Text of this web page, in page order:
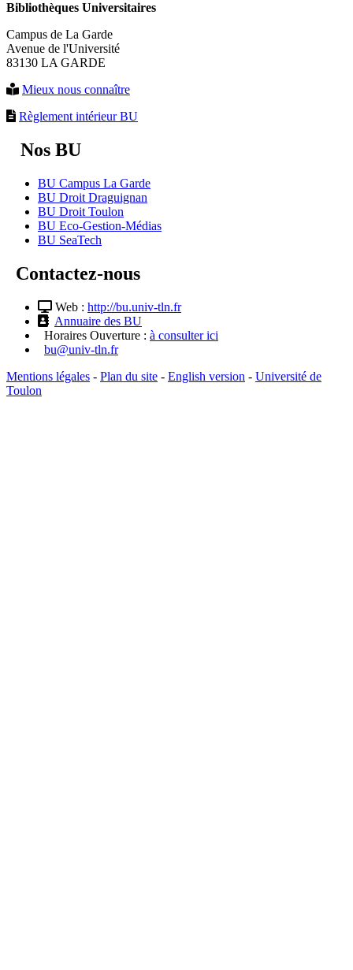
Bibliothèques Universitaires
Campus de La Garde
Avenue de l'Université
83130 LA GARDE
Mieux nous connaître
Règlement intérieur BU
Nos BU
BU Campus La Garde
BU Droit Draguignan
BU Droit Toulon
BU Eco-Gestion-Médias
BU SeaTech
Contactez-nous
Web : http://bu.univ-tln.fr
Annuaire des BU
Horaires Ouverture : à consulter ici
bu@univ-tln.fr
Mentions légales - Plan du site - English version - Université de
Toulon